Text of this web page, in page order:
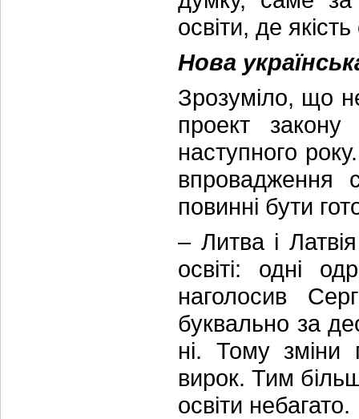
освіти, де
Нова
Зрозуміло, що
проект
наступного
впровадження
повинні бути
– Литва і
освіті: одні
наголосив
буквально за
ні. Тому зміни
вирок. Тим
освіти небагато.